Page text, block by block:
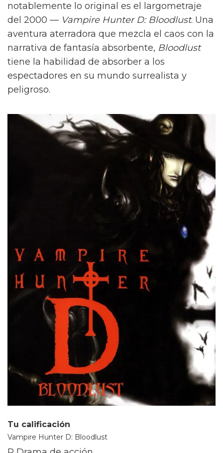
notablemente lo original es el largometraje
del 2000 — Vampire Hunter D: Bloodlust. Una
aventura aterradora que mezcla el caos con la
narrativa de fantasía absorbente, Bloodlust
tiene la habilidad de absorber a los
espectadores en su mundo surrealista y
peligroso.
Tu calificación
Vampire Hunter D: Bloodlust